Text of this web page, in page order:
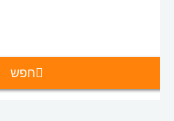
חפש
טיסות אל טיסות אל על לוינה